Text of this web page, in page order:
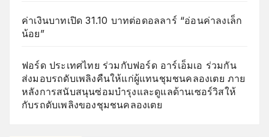
ค่าเงินบาทเปิด 31.10 บาทต่อดอลลาร์ “อ่อนค่าลงเล็ก
น้อย”
ฟอร์ด ประเทศไทย ร่วมกับฟอร์ด อาร์เอ็มเอ ร่วมกัน
ส่งมอบรถดับเพลิงคืนให้แก่ผู้แทนชุมชนคลองเตย ภาย
หลังการสนับสนุนซ่อมบำรุงและดูแลด้านเซอร์วิสให้
กับรถดับเพลิงของชุมชนคลองเตย